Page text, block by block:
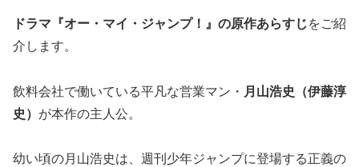
ドラマ『オー・マイ・ジャンプ！』の原作あらすじをご紹
介します。
飲料会社で働いている平凡な営業マン・ 月山浩史（伊藤淳
史） が本作の主人公。
幼い頃の月山浩史は、週刊少年ジャンプに登場する正義の